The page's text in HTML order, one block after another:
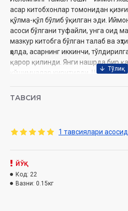
асар китобхонлар томонидан
қўлма-қўл бўлиб ўқилган эди.
асоси бўлгани туфайли, унга оид
мазкур китобга бўлган талаб ва
ҳолда, асарнинг иккинчи,
қарор қилинди. Янги нашрда бир
қўшимчалар киритилди. Шунингдек
«Ислом гиёҳвандликка қарши»,
янги мақолалар қўшилди.
Номи:
Нашриёт:
Сана:2008
ТАВСИЯ
1 тавсиялари
ЙЎҚ
Код: 22
Вазни: 0.15кг